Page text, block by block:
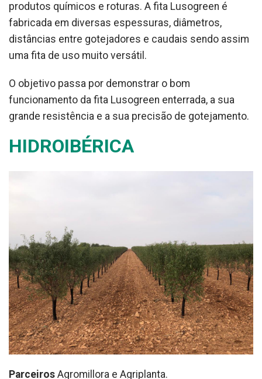
produtos químicos e roturas. A fita Lusogreen é
fabricada em diversas espessuras, diâmetros,
distâncias entre gotejadores e caudais sendo assim
uma fita de uso muito versátil.
O objetivo passa por demonstrar o bom
funcionamento da fita Lusogreen enterrada, a sua
grande resistência e a sua precisão de gotejamento.
HIDROIBÉRICA
Parceiros Agromillora e Agriplanta.